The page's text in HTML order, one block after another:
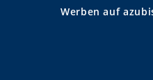
Werben auf